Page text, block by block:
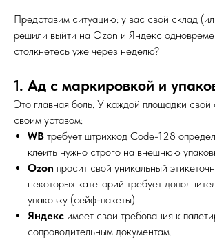
Представим ситуацию: у вас свой склад
решили выйти на Ozon и Яндекс
столкнетесь уже через неделю?
1. Ад с маркировкой и
Это главная боль. У каждой площадки свой
своим уставом:
WB требует штрихкод Code-128
клеить нужно строго на внешнюю
Ozon просит свой уникальный
некоторых категорий требует
упаковку (сейф-пакеты).
Яндекс имеет свои требования к
сопроводительным документам.